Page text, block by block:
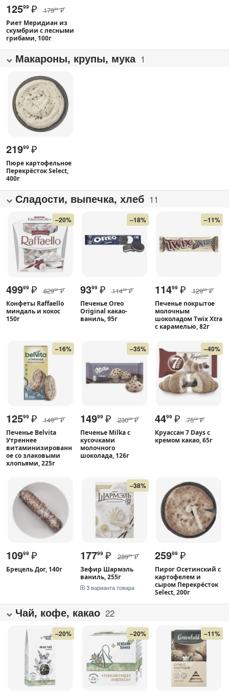
12599 ₽ 17999 ₽
Риет Меридиан из
скумбрии с лесными
грибами, 100г
Макароны, крупы, мука 1
21999 ₽
Пюре картофельное
Перекрёсток Select,
400г
Сладости, выпечка, хлеб 11
–20%
49999 ₽ 62999 ₽
Конфеты Raffaello
миндаль и кокос
150г
–18%
9399 ₽ 11499 ₽
Печенье Oreo
Original какао-
ваниль, 95г
–11%
11499 ₽ 12999 ₽
Печенье покрытое
молочным
шоколадом Twix Xtra
с карамелью, 82г
–16%
12599 ₽ 14999 ₽
Печенье Belvita
Утреннее
витаминизированн
ое со злаковыми
хлопьями, 225г
–35%
14999 ₽ 23099 ₽
Печенье Milka с
кусочками
молочного
шоколада, 126г
–40%
4499 ₽ 7549 ₽
Круассан 7 Days с
кремом какао, 65г
10999 ₽
Брецель Дог, 140г
–38%
17799 ₽ 28999 ₽
Зефир Шармэль
ваниль, 255г
3 варианта товара
25999 ₽
Пирог Осетинский с
картофелем и
сыром Перекрёсток
Select, 200г
Чай, кофе, какао 22
–20% –20% –11%